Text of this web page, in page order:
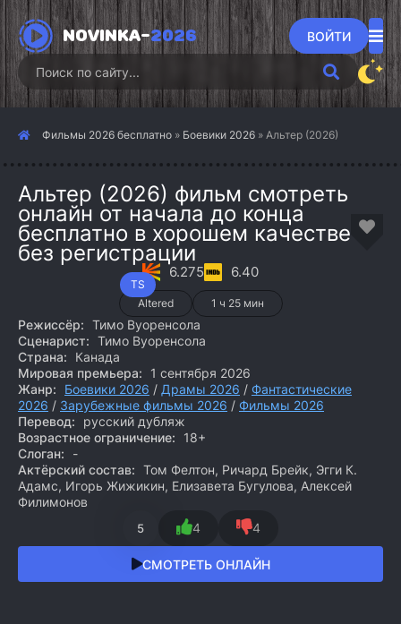
NOVINKA-2026 ВОЙТИ
Фильмы 2026 бесплатно » Боевики 2026 » Альтер (2026)
Альтер (2026) фильм смотреть
онлайн от начала до конца
бесплатно в хорошем качестве
без регистрации
TS
6.275 6.40
Altered 1 ч 25 мин
Режиссёр: Тимо Вуоренсола
Сценарист: Тимо Вуоренсола
Страна:
Канада
Мировая премьера:
1 сентября 2026
Жанр:
Боевики 2026 / Драмы 2026 / Фантастические
2026 / Зарубежные фильмы 2026 / Фильмы 2026
Перевод:
русский дубляж
Возрастное ограничение:
18+
Слоган:
-
Актёрский состав: Том Фелтон, Ричард Брейк, Эгги К.
Адамс, Игорь Жижикин, Елизавета Бугулова, Алексей
Филимонов
5 4 4
СМОТРЕТЬ ОНЛАЙН